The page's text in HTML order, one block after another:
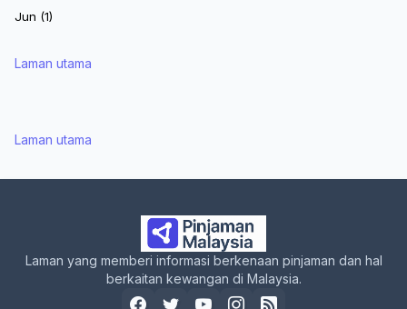
Laman utama
Laman utama
Laman yang memberi informasi berkenaan pinjaman dan hal
berkaitan kewangan di Malaysia.